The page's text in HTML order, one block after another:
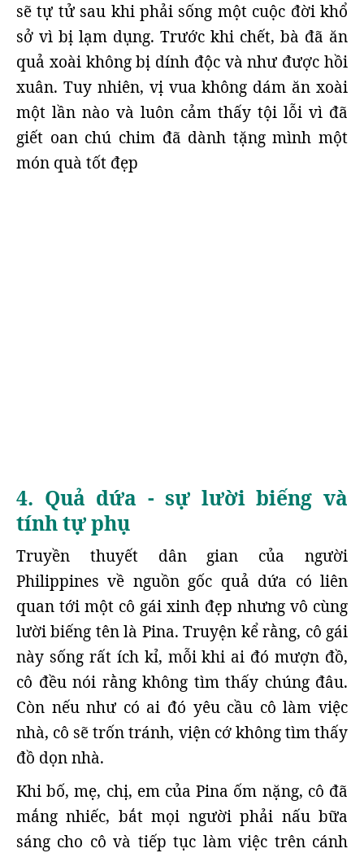
sẽ tự tử sau khi phải sống một cuộc đời khổ
sở vì bị lạm dụng. Trước khi chết, bà đã ăn
quả xoài không bị dính độc và như được hồi
xuân. Tuy nhiên, vị vua không dám ăn xoài
một lần nào và luôn cảm thấy tội lỗi vì đã
giết oan chú chim đã dành tặng mình một
món quà tốt đẹp
4. Quả dứa - sự lười biếng và
tính tự phụ
Truyền thuyết dân gian của người
Philippines về nguồn gốc quả dứa có liên
quan tới một cô gái xinh đẹp nhưng vô cùng
lười biếng tên là Pina. Truyện kể rằng, cô gái
này sống rất ích kỉ, mỗi khi ai đó mượn đồ,
cô đều nói rằng không tìm thấy chúng đâu.
Còn nếu như có ai đó yêu cầu cô làm việc
nhà, cô sẽ trốn tránh, viện cớ không tìm thấy
đồ dọn nhà.
Khi bố, mẹ, chị, em của Pina ốm nặng, cô đã
mắng nhiếc, bắt mọi người phải nấu bữa
sáng cho cô và tiếp tục làm việc trên cánh